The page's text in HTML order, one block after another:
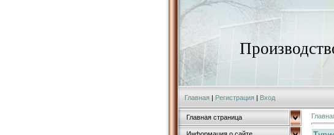
Главная | Регистрация | Вход
Главная страница